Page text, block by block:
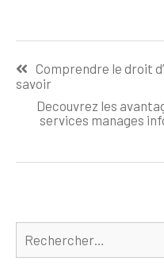
informatique ?
de
l’article
Comprendre le droit
savoir
Decouvrez les
services manages
Rechercher :